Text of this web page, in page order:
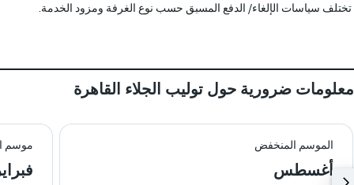
تختلف سياسات الإلغاء/ الدفع المسبق حسب نوع الغرفة ومزود الخدمة.
معلومات ضرورية حول توليب الجلاء القاهرة
الموسم المنخفض موسم
أغسطس